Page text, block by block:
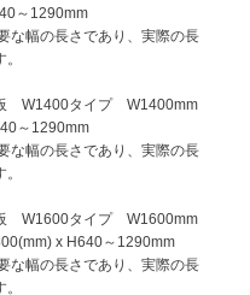
～1290mm
幅の長さであり、実際の長
W1400タイプ W1400mm
～1290mm
幅の長さであり、実際の長
W1600タイプ W1600mm
x H640～1290mm
幅の長さであり、実際の長